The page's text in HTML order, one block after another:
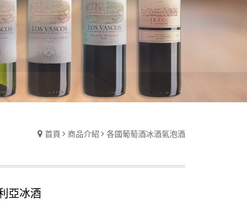
首頁 商品介紹 各國葡萄酒冰酒氣泡酒
亞冰酒